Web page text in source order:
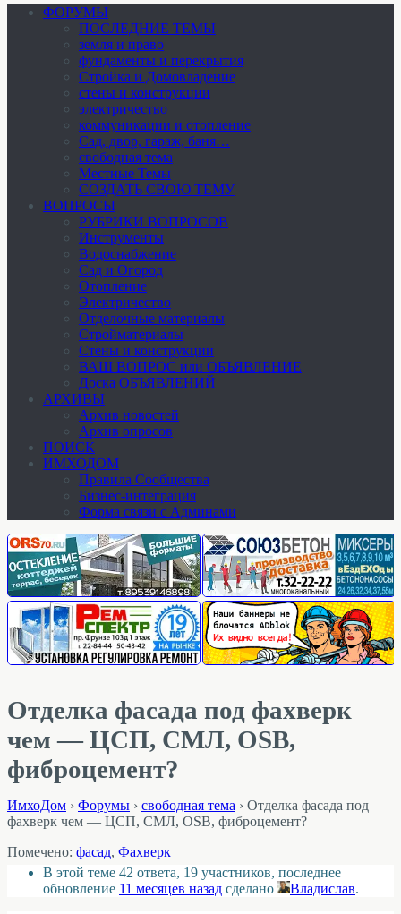
ФОРУМЫ
ПОСЛЕДНИЕ ТЕМЫ
земля и право
фундаменты и перекрытия
Стройка и Домовладение
стены и конструкции
электричество
коммуникации и отопление
Cад, двор, гараж, баня…
свободная тема
Местные Темы
СОЗДАТЬ СВОЮ ТЕМУ
ВОПРОСЫ
РУБРИКИ ВОПРОСОВ
Инструменты
Водоснабжение
Сад и Огород
Отопление
Электричество
Отделочные материалы
Стройматериалы
Стены и конструкции
ВАШ ВОПРОС или ОБЪЯВЛЕНИЕ
Доска ОБЪЯВЛЕНИЙ
АРХИВЫ
Архив новостей
Архив опросов
ПОИСК
ИМХОДОМ
Правила Сообщества
Бизнес-интеграция
Форма связи с Админами
Отделка фасада под фахверк
чем — ЦСП, СМЛ, OSB,
фиброцемент?
ИмхоДом › Форумы › свободная тема › Отделка фасада под
фахверк чем — ЦСП, СМЛ, OSB, фиброцемент?
Помечено: фасад, Фахверк
В этой теме 42 ответа, 19 участников, последнее
обновление 11 месяцев назад сделано Владислав.